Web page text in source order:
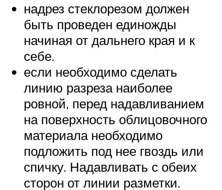
надрез стеклорезом должен
быть проведен единожды
начиная от дальнего края и к
себе.
если необходимо сделать
линию разреза наиболее
ровной, перед надавливанием
на поверхность облицовочного
материала необходимо
подложить под нее гвоздь или
спичку. Надавливать с обеих
сторон от линии разметки.